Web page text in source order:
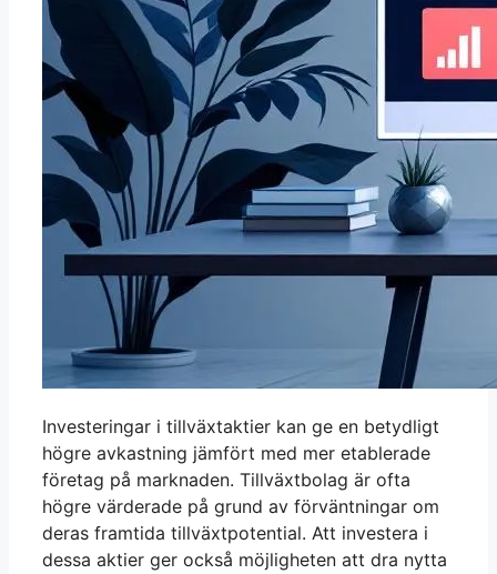
Investeringar i tillväxtaktier kan ge en betydligt
högre avkastning jämfört med mer etablerade
företag på marknaden. Tillväxtbolag är ofta
högre värderade på grund av förväntningar om
deras framtida tillväxtpotential. Att investera i
dessa aktier ger också möjligheten att dra nytta